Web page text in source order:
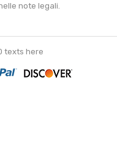
note legali.
texts here